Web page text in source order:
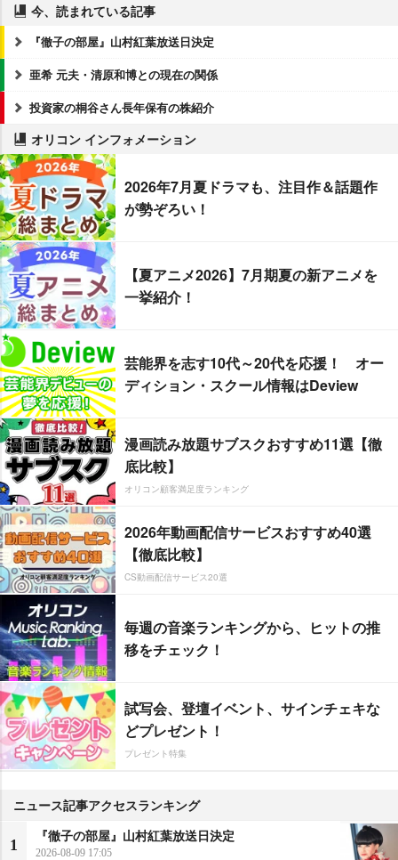
今、読まれている記事
『徹子の部屋』山村紅葉放送日決定
亜希 元夫・清原和博との現在の関係
投資家の桐谷さん長年保有の株紹介
オリコン インフォメーション
2026年7月夏ドラマも、注目作＆話題作
が勢ぞろい！
【夏アニメ2026】7月期夏の新アニメを
一挙紹介！
芸能界を志す10代～20代を応援！ オー
ディション・スクール情報はDeview
漫画読み放題サブスクおすすめ11選【徹
底比較】
オリコン顧客満足度ランキング
2026年動画配信サービスおすすめ40選
【徹底比較】
CS動画配信サービス20選
毎週の音楽ランキングから、ヒットの推
移をチェック！
試写会、登壇イベント、サインチェキな
どプレゼント！
プレゼント特集
ニュース記事アクセスランキング
1
『徹子の部屋』山村紅葉放送日決定
2026-08-09 17:05